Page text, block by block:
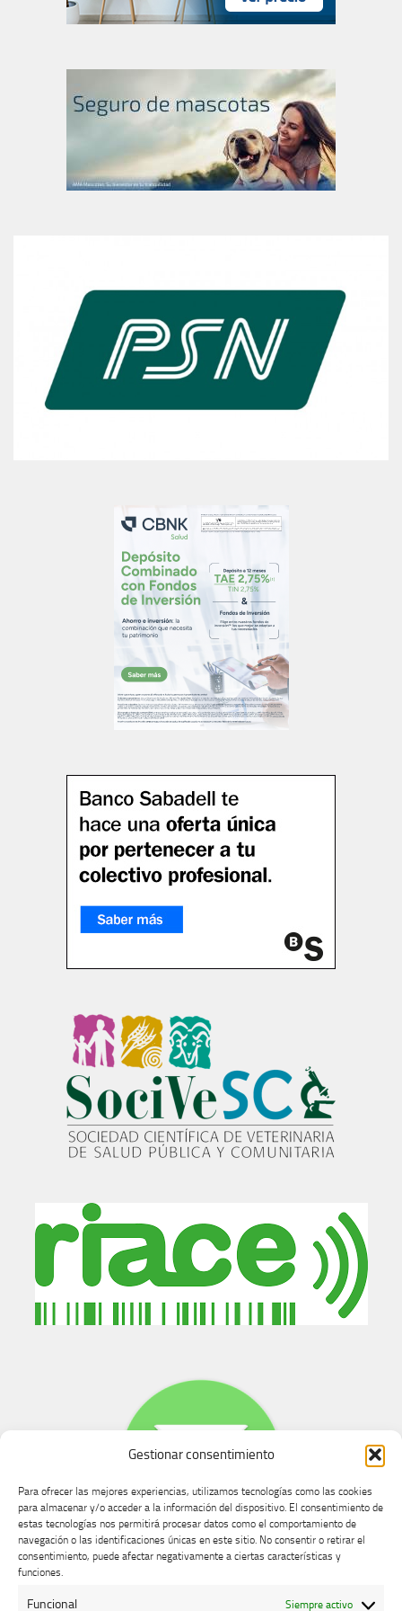
Gestionar consentimiento
Para ofrecer las mejores experiencias, utilizamos tecnologías como las cookies
para almacenar y/o acceder a la información del dispositivo. El consentimiento de
estas tecnologías nos permitirá procesar datos como el comportamiento de
navegación o las identificaciones únicas en este sitio. No consentir o retirar el
consentimiento, puede afectar negativamente a ciertas características y
funciones.
Funcional Siempre activo
Buzón de dudas, quejas y sugerencias